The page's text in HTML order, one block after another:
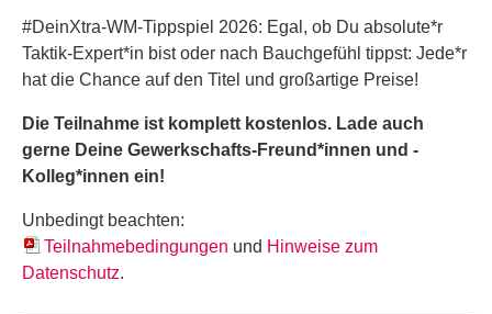
#DeinXtra-WM-Tippspiel 2026: Egal, ob Du absolute*r
Taktik-Expert*in bist oder nach Bauchgefühl tippst: Jede*r
hat die Chance auf den Titel und großartige Preise!
Die Teilnahme ist komplett kostenlos. Lade auch
gerne Deine Gewerkschafts-Freund*innen und -
Kolleg*innen ein!
Unbedingt beachten:
Teilnahmebedingungen und Hinweise zum
Datenschutz.